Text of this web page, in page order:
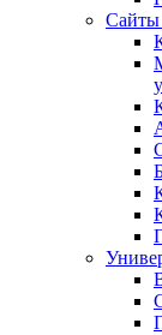
Сайты